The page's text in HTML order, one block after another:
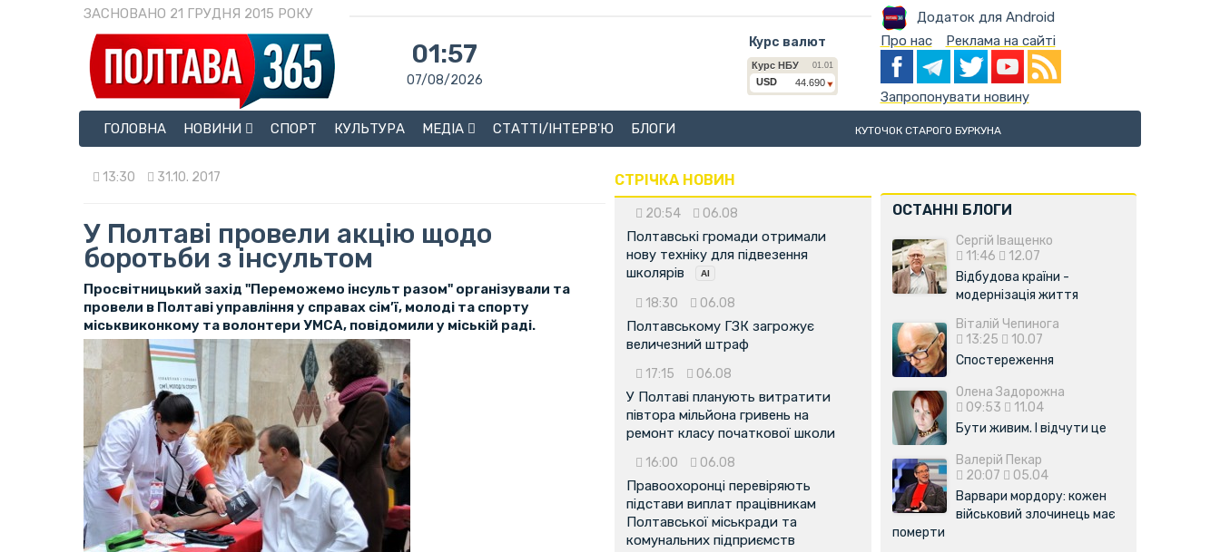
ЗАСНОВАНО 21 ГРУДНЯ 2015 РОКУ Додаток для Android
01:57
07/08/2026
Курс валют Про нас Реклама на сайті
Запропонувати новину
ГОЛОВНА
НОВИНИ СПОРТ КУЛЬТУРА МЕДІА СТАТТІ/ІНТЕРВ'Ю БЛОГИ КУТОЧОК СТАРОГО БУРКУНА
13:30 31.10. 2017
У Полтаві провели акцію щодо
боротьби з інсультом
Просвітницький захід "Переможемо інсульт разом" організували та
провели в Полтаві управління у справах сім’ї, молоді та спорту
міськвиконкому та волонтери УМСА, повідомили у міській раді.
СТРІЧКА НОВИН
20:54 06.08
Полтавські громади отримали
нову техніку для підвезення
школярів
18:30 06.08
Полтавському ГЗК загрожує
величезний штраф
17:15 06.08
У Полтаві планують витратити
півтора мільйона гривень на
ремонт класу початкової школи
16:00 06.08
Правоохоронці перевіряють
підстави виплат працівникам
Полтавської міськради та
комунальних підприємств
ОСТАННІ БЛОГИ
Сергій Іващенко
11:46
12.07
Відбудова країни -
модернізація життя
Віталій Чепинога
13:25
10.07
Спостереження
Олена Задорожна
09:53
11.04
Бути живим. І відчути це
Валерій Пекар
20:07
05.04
Варвари мордору: кожен
військовий злочинець має
померти